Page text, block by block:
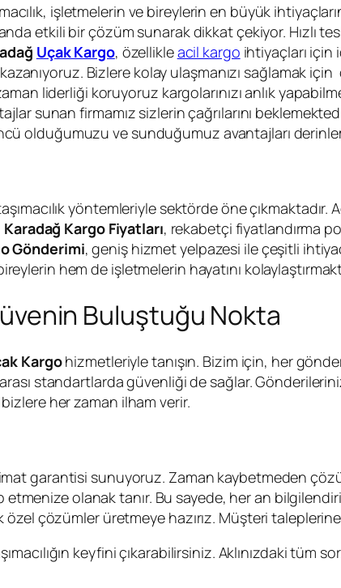
işletmelerin ve bireylerin en büyük
etkili bir çözüm sunarak dikkat çekiyor. Hızlı
Uçak Kargo, özellikleacil kargo ihtiyaçları için
Bizlere kolay ulaşmanızı sağlamak
liderliği koruyoruz kargolarınızı anlık
sunan firmamız sizlerin çağrılarını
olduğumuzu ve sunduğumuz avantajları
yöntemleriyle sektörde öne
Karadağ Kargo Fiyatları, rekabetçi fiyatlandırma
Gönderimi, geniş hizmet yelpazesi ile çeşitli
hem de işletmelerin hayatını
Buluştuğu Nokta
Kargohizmetleriyle tanışın. Bizim için, her
standartlarda güvenliği de sağlar.
her zaman ilham verir.
garantisi sunuyoruz. Zaman kaybetmeden
olanak tanır. Bu sayede, her an
çözümler üretmeye hazırız. Müşteri
keyfini çıkarabilirsiniz. Aklınızdaki tüm